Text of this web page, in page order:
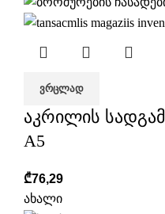
ᲕᲠᲪᲚᲐᲓ
აკრილის
A5
₾76,29
ახალი